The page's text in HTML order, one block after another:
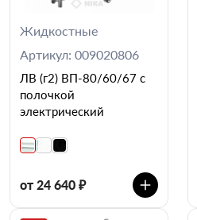
Жидкостные
Артикул: 009020806
ЛВ (г2) ВП-80/60/67 с
полочкой
электрический
от 24 640 ₽